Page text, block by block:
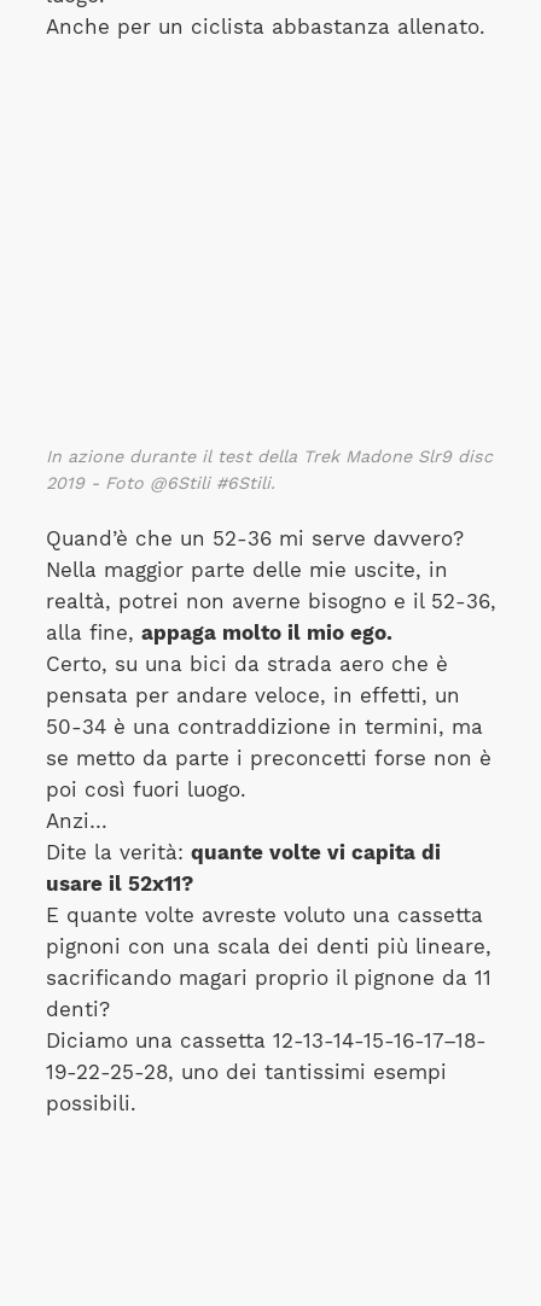
Anche per un ciclista abbastanza allenato.
In azione durante il test della Trek Madone Slr9 disc
2019 - Foto @6Stili #6Stili.
Quand’è che un 52-36 mi serve davvero?
Nella maggior parte delle mie uscite, in
realtà, potrei non averne bisogno e il 52-36,
alla fine, appaga molto il mio ego.
Certo, su una bici da strada aero che è
pensata per andare veloce, in effetti, un
50-34 è una contraddizione in termini, ma
se metto da parte i preconcetti forse non è
poi così fuori luogo.
Anzi…
Dite la verità: quante volte vi capita di
usare il 52x11?
E quante volte avreste voluto una cassetta
pignoni con una scala dei denti più lineare,
sacrificando magari proprio il pignone da 11
denti?
Diciamo una cassetta 12-13-14-15-16-17–18-
19-22-25-28, uno dei tantissimi esempi
possibili.